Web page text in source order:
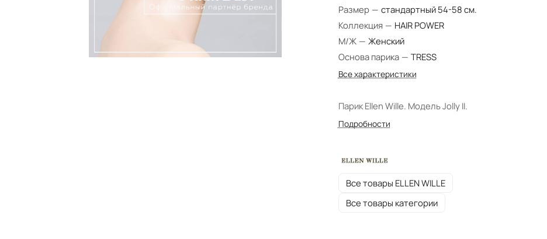
Размер — стандартный 54-58 см.
Коллекция — HAIR POWER
М/Ж — Женский
Основа парика — TRESS
Все характеристики
Парик Ellen Wille. Модель Jolly II.
Подробности
Все товары ELLEN WILLE
Все товары категории